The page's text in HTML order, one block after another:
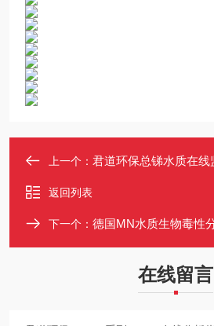
上一个： 君道环保总锑水质在线监
返回列表
下一个： 德国MN水质生物毒性分析仪BioFix
在线留言